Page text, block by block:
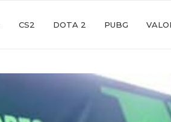
CS2 DOTA 2 PUBG